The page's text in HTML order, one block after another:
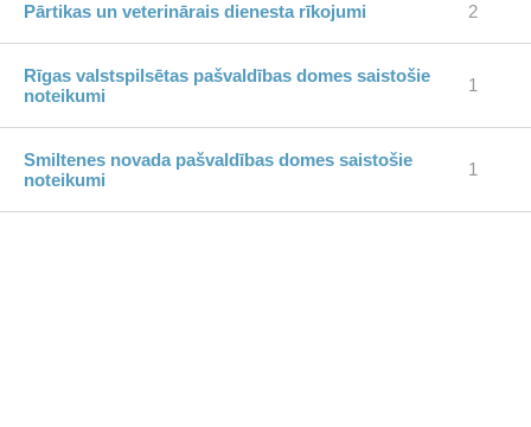
Pārtikas un veterinārais dienesta rīkojumi 2
Rīgas valstspilsētas pašvaldības domes saistošie
noteikumi
1
Smiltenes novada pašvaldības domes saistošie
noteikumi
1